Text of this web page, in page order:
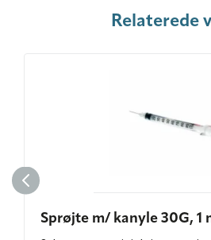
Relaterede
Sprøjte m/ kanyle 30G, 1